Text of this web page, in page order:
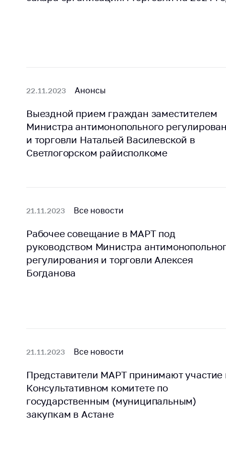
22.11.2023 Анонсы
Выездной прием граждан заместителем
Министра антимонопольного
и торговли Натальей Василевской в
Светлогорском райисполкоме
21.11.2023 Все новости
Рабочее совещание в МАРТ под
руководством Министра
регулирования и торговли Алексея
Богданова
21.11.2023 Все новости
Представители МАРТ принимают участие
Консультативном комитете по
государственным (муниципальным)
закупкам в Астане